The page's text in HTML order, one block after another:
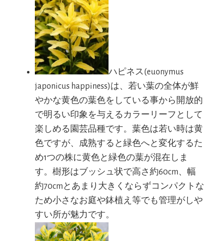
ハピネス(euonymus
japonicus happiness)は、若い葉の全体が鮮
やかな黄色の葉色をしている事から開放的
で明るい印象を与えるカラーリーフとして
楽しめる園芸品種です。葉色は若い時は黄
色ですが、成熟すると緑色へと変化するた
め1つの株に黄色と緑色の葉が混在しま
す。樹形はブッシュ状で高さ約60cm、幅
約70cmとあまり大きくならずコンパクトな
ため小さなお庭や鉢植え等でも管理がしや
すい所が魅力です。